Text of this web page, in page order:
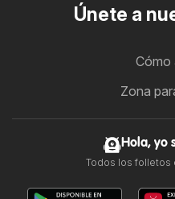
Únete a
Cómo
Zona
Hola, yo
Todos los folletos